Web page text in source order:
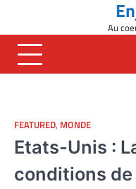
content
Au
FEATURED, MONDE
Etats-Unis :
conditions